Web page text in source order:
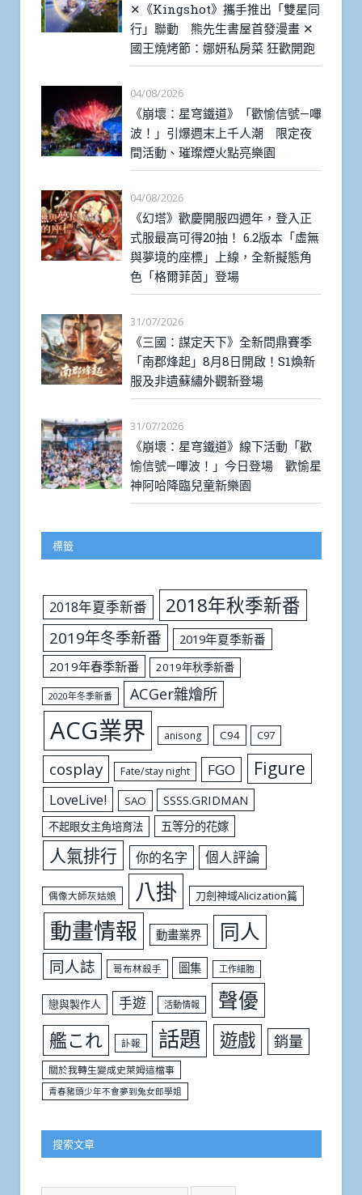
✕《Kingshot》攜手推出「雙星同
行」聯動 熊先生書屋首發漫畫 ✕
國王燒烤節：娜妍私房菜 狂歡開跑
04/08/2026
《崩壞：星穹鐵道》「歡愉信號—嗶
波！」引爆週末上千人潮 限定夜
間活動、璀璨煙火點亮樂園
04/08/2026
《幻塔》歡慶開服四週年，登入正
式服最高可得20抽！ 6.2版本「虛無
與夢境的座標」上線，全新擬態角
色「格爾菲茵」登場
31/07/2026
《三國：謀定天下》全新問鼎賽季
「南郡烽起」8月8日開啟！S1煥新
服及非遺蘇繡外觀新登場
31/07/2026
《崩壞：星穹鐵道》線下活動「歡
愉信號—嗶波！」今日登場 歡愉星
神阿哈降臨兒童新樂園
標籤
2018年夏季新番 2018年秋季新番
2019年冬季新番
2019年夏季新番
2019年春季新番
2019年秋季新番
2020年冬季新番 ACGer雜燴所
ACG業界 anisong C94 C97
cosplay Fate/stay night FGO Figure
LoveLive! SAO SSSS.GRIDMAN
不起眼女主角培育法 五等分的花嫁
人氣排行 你的名字 個人評論
偶像大師灰姑娘 八掛 刀劍神域Alicization篇
動畫情報 動畫業界 同人
同人誌 哥布林殺手 圖集 工作細胞
戀與製作人 手遊 活動情報 聲優
艦これ 訃報 話題 遊戲 銷量
關於我轉生變成史萊姆這檔事
青春豬頭少年不會夢到兔女郎學姐
搜索文章